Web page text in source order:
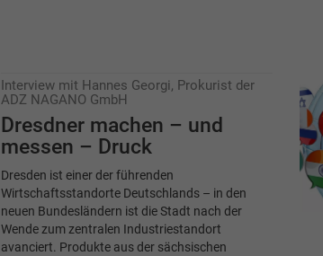
Interview mit Hannes Georgi, Prokurist der
ADZ NAGANO GmbH
Dresdner machen – und
messen – Druck
Dresden ist einer der führenden
Wirtschaftsstandorte Deutschlands – in den
neuen Bundesländern ist die Stadt nach der
Wende zum zentralen Industriestandort
avanciert. Produkte aus der sächsischen